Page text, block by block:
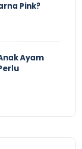
Pink?
Ayam